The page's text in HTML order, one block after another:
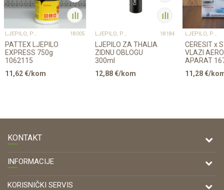
LJEPILO, PUR PJENA, LAK 18005
PATTEX LJEPILO
EXPRESS 750g
1062115
11,62€/kom
LJEPILO, PUR PJENA, LAK 18184
LJEPILO ZA THALIA
ZIDNU OBLOGU
300ml
12,88€/kom
LJEPILO, PUR PJENA, LAK
CERESIT x
VLAZI
APARAT
11,28€/
KONTAKT
DRVONA D.O.O.
Antuna Mihanovića 7,
47000 Karlovac
INFORMACIJE
O nama
KORISNIČKI SERVIS